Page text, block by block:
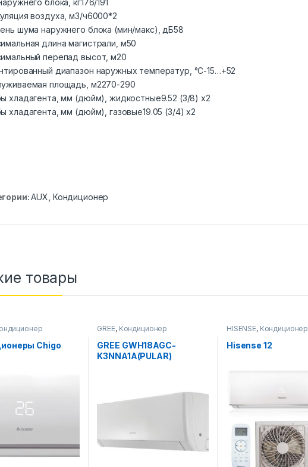
блока, кг176/191
воздуха, м3/ч6000*2
шума наружнего блока (мин/макс), дБ58
длина магистрали, м50
перепад высот, м20
диапазон наружных температур, °С-15…+52
площадь, м2270-290
хладагента, мм (дюйм), жидкостные9.52 (3/8) х2
хладагента, мм (дюйм), газовые19.05 (3/4) х2
AUX Кондиционер
товары
Chigo
GREE, Кондиционер
GREE GWH18AGC-
K3NNA1A(PULAR)
HISENSE, Кондиционер
Hisense 12